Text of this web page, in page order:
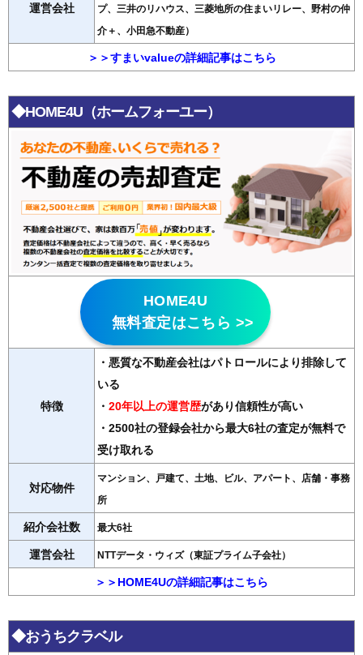
運営会社
プ、三井のリハウス、三菱地所の住まいリレー、野村の仲
介＋、小田急不動産）
＞＞すまいvalueの詳細記事はこちら
◆HOME4U（ホームフォーユー）
HOME4U
無料査定はこちら >>
特徴
・悪質な不動産会社はパトロールにより排除して
いる
・ 20年以上の運営歴があり信頼性が高い
・2500社の登録会社から最大6社の査定が無料で
受け取れる
対応物件
マンション、戸建て、土地、ビル、アパート、店舗・事務
所
紹介会社数 最大6社
運営会社 NTTデータ・ウィズ（東証プライム子会社）
＞＞HOME4Uの詳細記事はこちら
◆おうちクラベル